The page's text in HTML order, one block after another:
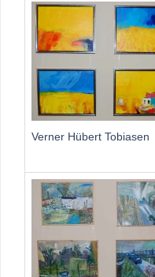
Verner Hübert Tobiasen